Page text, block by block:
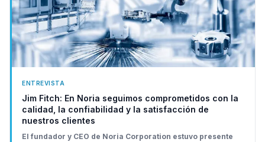
ENTREVISTA
Jim Fitch: En Noria seguimos comprometidos con la
calidad, la confiabilidad y la satisfacción de
nuestros clientes
El fundador y CEO de Noria Corporation estuvo presente